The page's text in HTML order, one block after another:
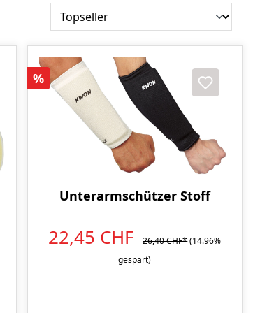
Rabatt
%
Unterarmschützer Stoff
22,45 CHF 26,40 CHF*(14.96%
gespart)